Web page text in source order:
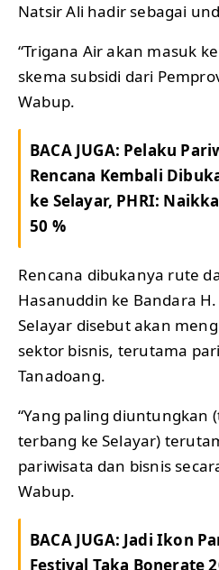
Natsir Ali hadir sebagai
“Trigana Air akan masuk
skema subsidi dari
Wabup.
BACA JUGA: Pelaku
Rencana Kembali
ke Selayar, PHRI:
50 %
Rencana dibukanya rute
Hasanuddin ke Bandara
Selayar disebut akan
sektor bisnis, terutama
Tanadoang.
“Yang paling diuntungkan
terbang ke Selayar)
pariwisata dan bisnis
Wabup.
BACA JUGA: Jadi Ikon
Festival Taka Bonerate